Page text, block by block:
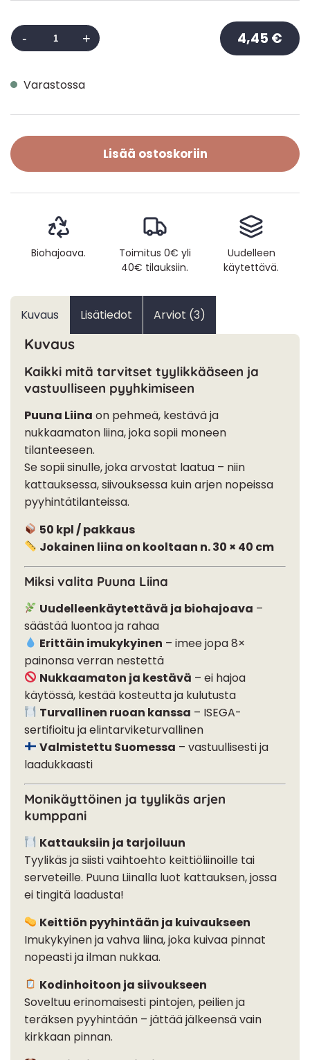
Puuna
Liina
4,45 €
Varastossa
Lisää ostoskoriin
Biohajoava.
Toimitus 0€ yli
40€ tilauksiin.
Uudelleen
käytettävä.
Kuvaus Lisätiedot Arviot (3)
Kuvaus
Kaikki mitä tarvitset tyylikkääseen ja
vastuulliseen pyyhkimiseen
Puuna Liina on pehmeä, kestävä ja
nukkaamaton liina, joka sopii moneen
tilanteeseen.
Se sopii sinulle, joka arvostat laatua – niin
kattauksessa, siivouksessa kuin arjen nopeissa
pyyhintätilanteissa.
50 kpl / pakkaus
Jokainen liina on kooltaan n. 30 × 40 cm
Miksi valita Puuna Liina
Uudelleenkäytettävä ja biohajoava –
säästää luontoa ja rahaa
Erittäin imukykyinen – imee jopa 8×
painonsa verran nestettä
Nukkaamaton ja kestävä – ei hajoa
käytössä, kestää kosteutta ja kulutusta
Turvallinen ruoan kanssa – ISEGA-
sertifioitu ja elintarviketurvallinen
Valmistettu Suomessa – vastuullisesti ja
laadukkaasti
Monikäyttöinen ja tyylikäs arjen
kumppani
Kattauksiin ja tarjoiluun
Tyylikäs ja siisti vaihtoehto keittiöliinoille tai
serveteille. Puuna Liinalla luot kattauksen, jossa
ei tingitä laadusta!
Keittiön pyyhintään ja kuivaukseen
Imukykyinen ja vahva liina, joka kuivaa pinnat
nopeasti ja ilman nukkaa.
Kodinhoitoon ja siivoukseen
Soveltuu erinomaisesti pintojen, peilien ja
teräksen pyyhintään – jättää jälkeensä vain
kirkkaan pinnan.